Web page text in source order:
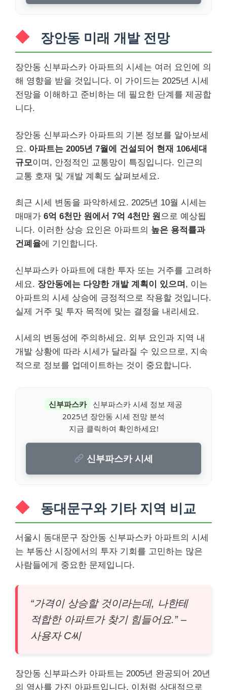
장안동 미래 개발 전망
장안동 신부파스카 아파트의 시세는 여러 요인에 의
해 영향을 받을 것입니다. 이 가이드는 2025년 시세
전망을 이해하고 준비하는 데 필요한 단계를 제공합
니다.
장안동 신부파스카 아파트의 기본 정보를 알아보세
요. 아파트는 2005년 7월에 건설되어 현재 106세대
규모이며, 안정적인 교통망이 특징입니다. 인근의
교통 호재 및 개발 계획도 살펴보세요.
최근 시세 변동을 파악하세요. 2025년 10월 시세는
매매가 6억 6천만 원에서 7억 4천만 원으로 예상됩
니다. 이러한 상승 요인은 아파트의 높은 용적률과
건폐율에 기인합니다.
신부파스카 아파트에 대한 투자 또는 거주를 고려하
세요. 장안동에는 다양한 개발 계획이 있으며 , 이는
아파트의 시세 상승에 긍정적으로 작용할 것입니다.
실제 거주 및 투자 목적에 맞는 결정을 내리세요.
시세의 변동성에 주의하세요. 외부 요인과 지역 내
개발 상황에 따라 시세가 달라질 수 있으므로, 지속
적으로 정보를 업데이트하는 것이 중요합니다.
신부파스카
신부파스카 시세 정보 제공
2025년 장안동 시세 전망 분석
지금 클릭하여 확인하세요!
신부파스카 시세
동대문구와 기타 지역 비교
서울시 동대문구 장안동 신부파스카 아파트의 시세
는 부동산 시장에서의 투자 기회를 고민하는 많은
사람들에게 중요한 문제입니다.
“가격이 상승할 것이라는데, 나한테
적합한 아파트가 찾기 힘들어요.” –
사용자 C씨
장안동 신부파스카 아파트는 2005년 완공되어 20년
의 역사를 가진 아파트입니다. 이처럼 상대적으로